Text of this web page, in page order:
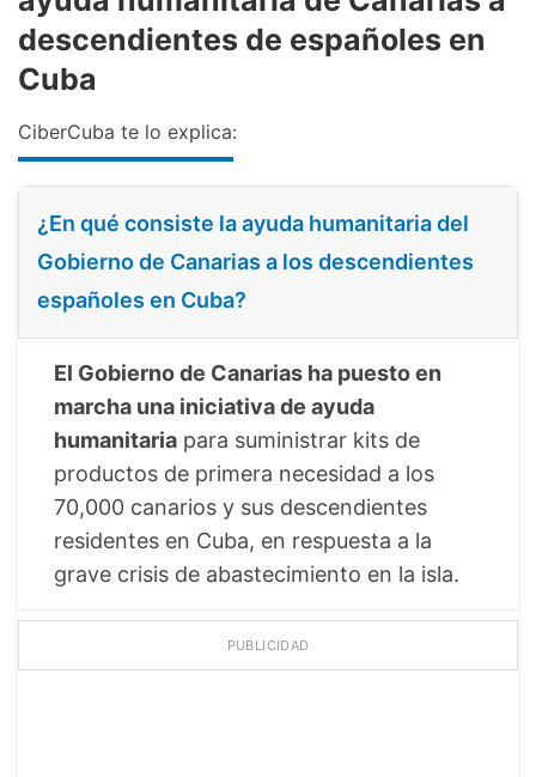
descendientes de españoles en
Cuba
CiberCuba te lo explica:
¿En qué consiste la ayuda humanitaria del
Gobierno de Canarias a los descendientes
españoles en Cuba?
El Gobierno de Canarias ha puesto en
marcha una iniciativa de ayuda
humanitaria para suministrar kits de
productos de primera necesidad a los
70,000 canarios y sus descendientes
residentes en Cuba, en respuesta a la
grave crisis de abastecimiento en la isla.
PUBLICIDAD